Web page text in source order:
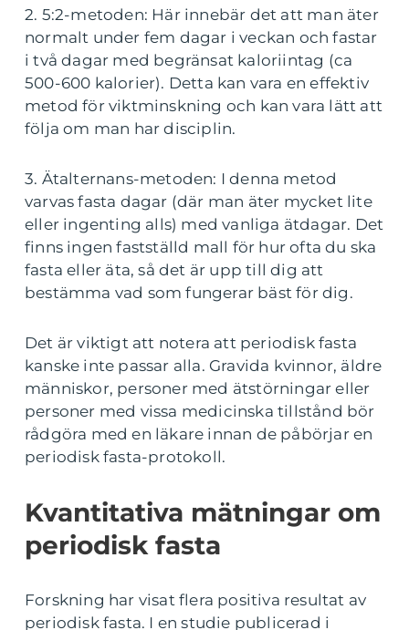
2. 5:2-metoden: Här innebär det att man äter
normalt under fem dagar i veckan och fastar
i två dagar med begränsat kaloriintag (ca
500-600 kalorier). Detta kan vara en effektiv
metod för viktminskning och kan vara lätt att
följa om man har disciplin.
3. Ätalternans-metoden: I denna metod
varvas fasta dagar (där man äter mycket lite
eller ingenting alls) med vanliga ätdagar. Det
finns ingen fastställd mall för hur ofta du ska
fasta eller äta, så det är upp till dig att
bestämma vad som fungerar bäst för dig.
Det är viktigt att notera att periodisk fasta
kanske inte passar alla. Gravida kvinnor, äldre
människor, personer med ätstörningar eller
personer med vissa medicinska tillstånd bör
rådgöra med en läkare innan de påbörjar en
periodisk fasta-protokoll.
Kvantitativa mätningar om
periodisk fasta
Forskning har visat flera positiva resultat av
periodisk fasta. I en studie publicerad i